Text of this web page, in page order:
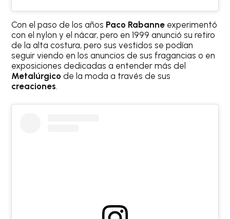
Con el paso de los años Paco Rabanne experimentó
con el nylon y el nácar, pero en 1999 anunció su retiro
de la alta costura, pero sus vestidos se podían
seguir viendo en los anuncios de sus fragancias o en
exposiciones dedicadas a entender más del
Metalúrgicode la moda a través de sus
creaciones.